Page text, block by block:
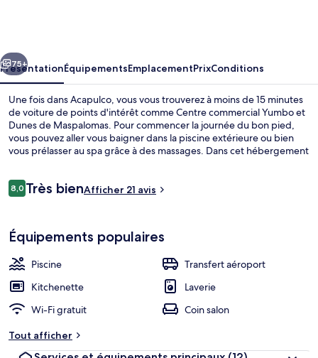
Suivant
75+
PrésentationÉquipementsEmplacementPrixConditions
Une fois dans Acapulco, vous vous trouverez à moins de 15 minutes
de voiture de points d'intérêt comme Centre commercial Yumbo et
Dunes de Maspalomas. Pour commencer la journée du bon pied,
vous pouvez aller vous baigner dans la piscine extérieure ou bien
vous prélasser au spa grâce à des massages. Dans cet hébergement
pratiques comme un réfrigérateur et un micro-ondes.
Avis
voyageurs
8,08,0 sur 10
Très bienAfficher 21 avis
Équipements populaires
Piscine
Transfert aéroport
Kitchenette
Laverie
Wi-Fi gratuit
Coin salon
Tout afficher